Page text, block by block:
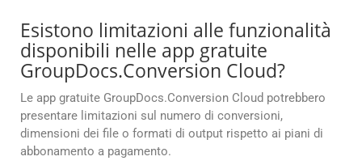
Esistono limitazioni alle funzionalità
disponibili nelle app gratuite
GroupDocs.Conversion Cloud?
Le app gratuite GroupDocs.Conversion Cloud potrebbero
presentare limitazioni sul numero di conversioni,
dimensioni dei file o formati di output rispetto ai piani di
abbonamento a pagamento.